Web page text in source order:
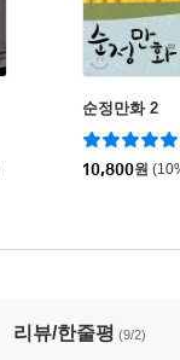
순정만화 2
10,800원
리뷰/한줄평 (9/2)